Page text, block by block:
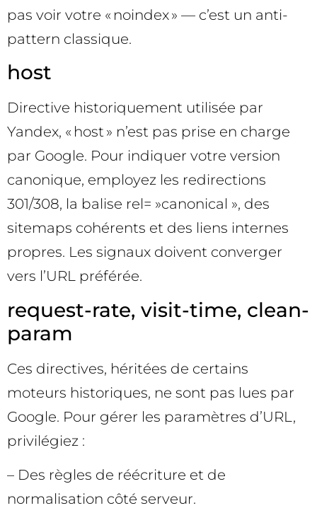
pas voir votre « noindex » — c’est un anti-
pattern classique.
host
Directive historiquement utilisée par
Yandex, « host » n’est pas prise en charge
par Google. Pour indiquer votre version
canonique, employez les redirections
301/308, la balise rel= »canonical », des
sitemaps cohérents et des liens internes
propres. Les signaux doivent converger
vers l’URL préférée.
request-rate, visit-time, clean-
param
Ces directives, héritées de certains
moteurs historiques, ne sont pas lues par
Google. Pour gérer les paramètres d’URL,
privilégiez :
– Des règles de réécriture et de
normalisation côté serveur.